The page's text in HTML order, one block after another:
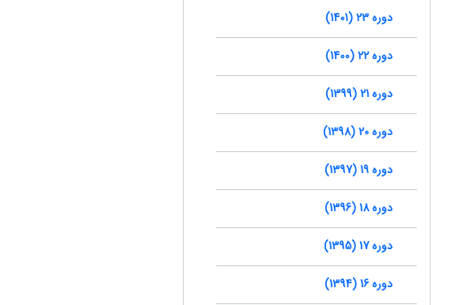
دوره 23 (1401)
دوره 22 (1400)
دوره 21 (1399)
دوره 20 (1398)
دوره 19 (1397)
دوره 18 (1396)
دوره 17 (1395)
دوره 16 (1394)